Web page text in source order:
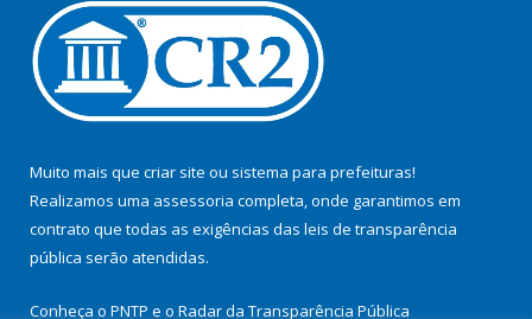
Muito mais que criar site ou sistema para prefeituras!
Realizamos uma assessoria completa, onde garantimos em
contrato que todas as exigências das leis de transparência
pública serão atendidas.
Conheça o PNTP e o Radar da Transparência Pública